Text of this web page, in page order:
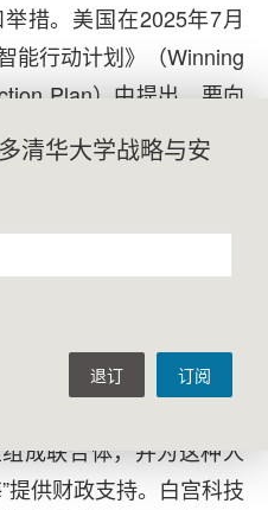
措。美国在2025年7月
能行动计划》（Winning
Plan）中提出，要向
国人工智能技术。“全
概念体现了人工智能实
础设施组件、模型、软
换言之，美国希望向相
”，涉及英伟达公司的
逊AWS等云计算服务，
模型及API接口等。
成联合体，并为这种人
提供财政支持。白宫科技
清华大学战略与安
订阅
退订